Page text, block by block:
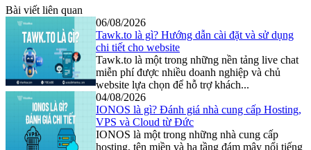
Bài viết liên quan
06/08/2026
Tawk.to là gì? Hướng dẫn cài đặt và sử dụng
chi tiết cho website
Tawk.to là một trong những nền tảng live chat
miễn phí được nhiều doanh nghiệp và chủ
website lựa chọn để hỗ trợ khách...
04/08/2026
IONOS là gì? Đánh giá nhà cung cấp Hosting,
VPS và Cloud từ Đức
IONOS là một trong những nhà cung cấp
hosting, tên miền và hạ tầng đám mây nổi tiếng